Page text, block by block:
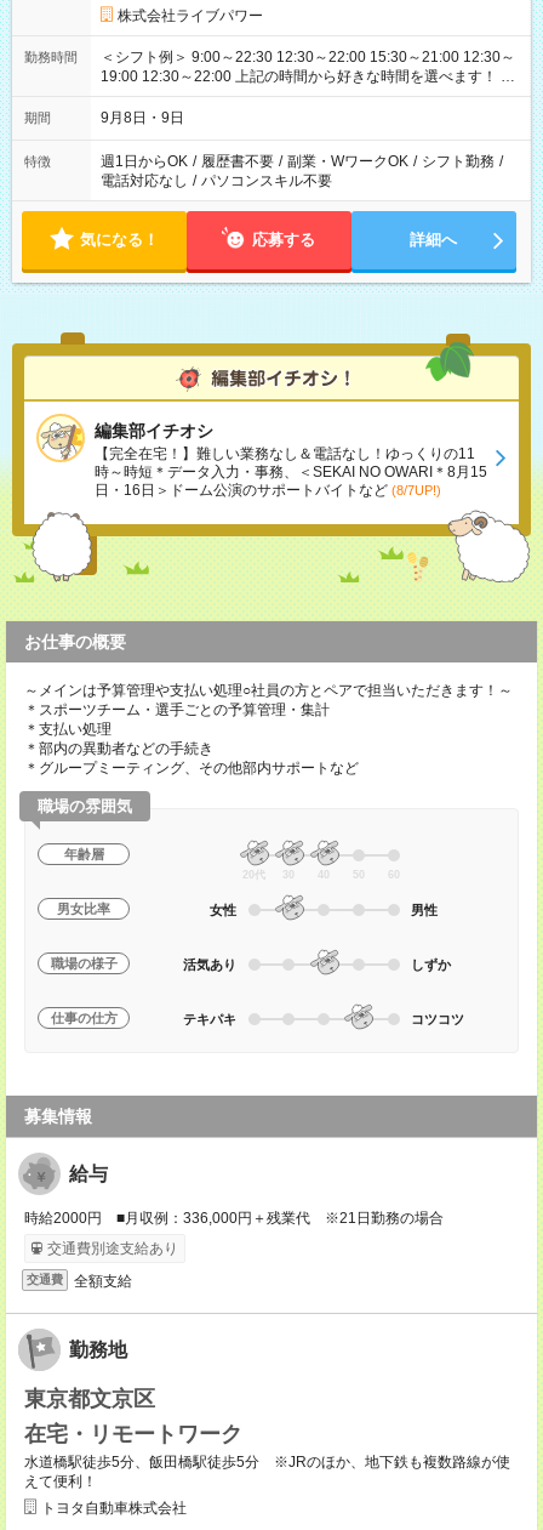
株式会社ライブパワー
勤務時間
＜シフト例＞ 9:00～22:30 12:30～22:00 15:30～21:00 12:30～
19:00 12:30～22:00 上記の時間から好きな時間を選べます！ ※
時間は変更となる可能性があります
期間 9月8日・9日
特徴 週1日からOK / 履歴書不要 / 副業・WワークOK / シフト勤務 /
電話対応なし / パソコンスキル不要
気になる！ 応募する 詳細へ
編集部イチオシ
【完全在宅！】難しい業務なし＆電話なし！ゆっくりの11
時～時短＊データ入力・事務、＜SEKAI NO OWARI＊8月15
日・16日＞ドーム公演のサポートバイトなど (8/7UP!)
お仕事の概要
～メインは予算管理や支払い処理○社員の方とペアで担当いただきます！～
＊スポーツチーム・選手ごとの予算管理・集計
＊支払い処理
＊部内の異動者などの手続き
＊グループミーティング、その他部内サポートなど
職場の雰囲気
年齢層
20代 30 40 50 60
男女比率 女性 男性
職場の様子 活気あり しずか
仕事の仕方 テキパキ コツコツ
募集情報
給与
時給2000円 ■月収例：336,000円＋残業代 ※21日勤務の場合
交通費別途支給あり
交通費 全額支給
勤務地
東京都文京区
在宅・リモートワーク
水道橋駅徒歩5分、飯田橋駅徒歩5分 ※JRのほか、地下鉄も複数路線が使
えて便利！
トヨタ自動車株式会社